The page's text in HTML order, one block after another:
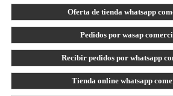
Oferta de tienda whatsapp
Pedidos por wasap
Recibir pedidos por whatsapp
Tienda online whatsapp